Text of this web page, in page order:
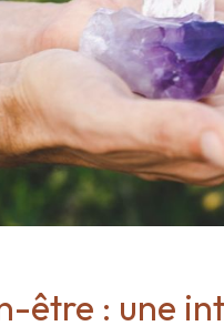
être : une